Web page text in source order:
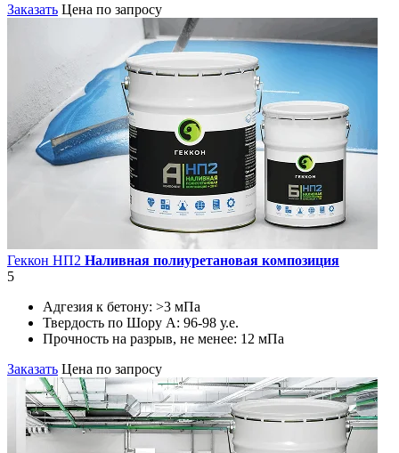
Заказать Цена по запросу
Геккон НП2 Наливная полиуретановая композиция
5
Адгезия к бетону: >3 мПа
Твердость по Шору А: 96-98 у.е.
Прочность на разрыв, не менее: 12 мПа
Заказать Цена по запросу